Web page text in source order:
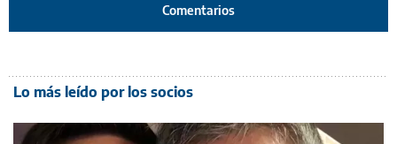
Comentarios
Lo más leído por los socios